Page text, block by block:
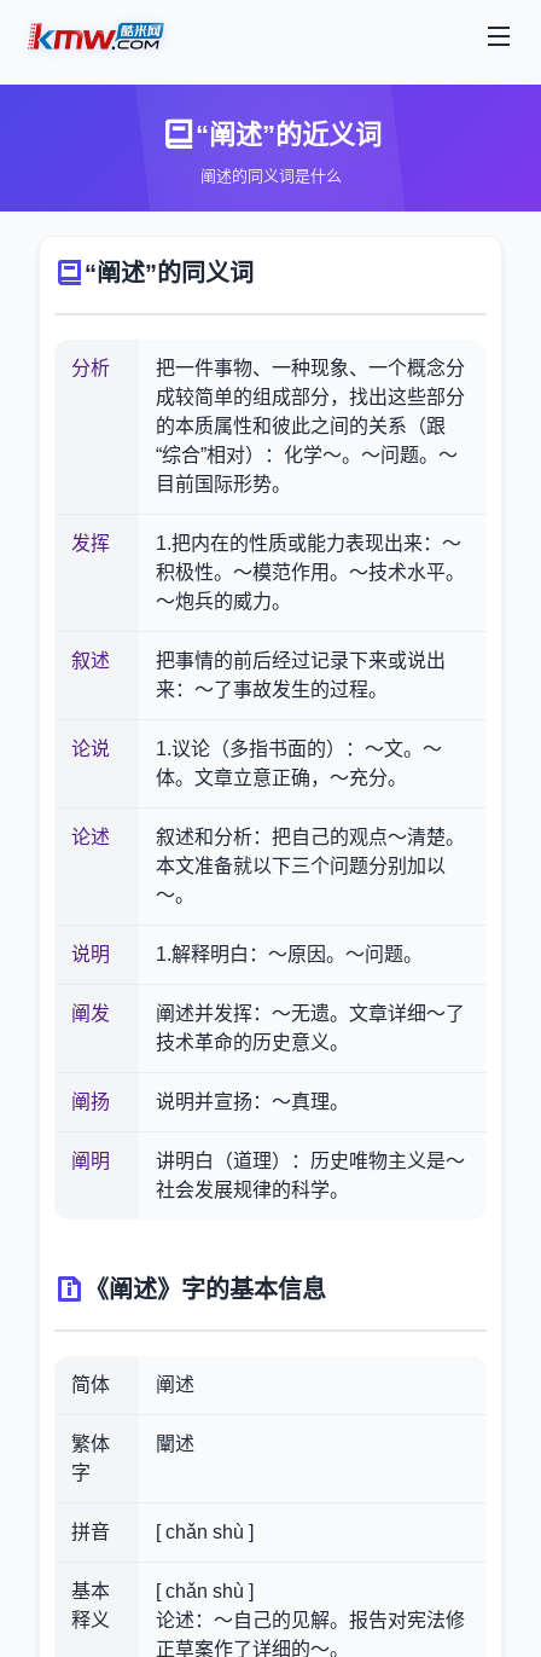
“阐述”的近义词
阐述的同义词是什么
“阐述”的同义词
分析
把一件事物、一种现象、一个概念分
成较简单的组成部分，找出这些部分
的本质属性和彼此之间的关系（跟
“综合”相对）：化学～。～问题。～
目前国际形势。
发挥
1.把内在的性质或能力表现出来：～
积极性。～模范作用。～技术水平。
～炮兵的威力。
叙述
把事情的前后经过记录下来或说出
来：～了事故发生的过程。
论说
1.议论（多指书面的）：～文。～
体。文章立意正确，～充分。
论述
叙述和分析：把自己的观点～清楚。
本文准备就以下三个问题分别加以
～。
说明 1.解释明白：～原因。～问题。
阐发
阐述并发挥：～无遗。文章详细～了
技术革命的历史意义。
阐扬 说明并宣扬：～真理。
阐明
讲明白（道理）：历史唯物主义是～
社会发展规律的科学。
《阐述》字的基本信息
简体 阐述
繁体
字
闡述
拼音 [ chǎn shù ]
基本
释义
[ chǎn shù ]
论述：～自己的见解。报告对宪法修
正草案作了详细的～。